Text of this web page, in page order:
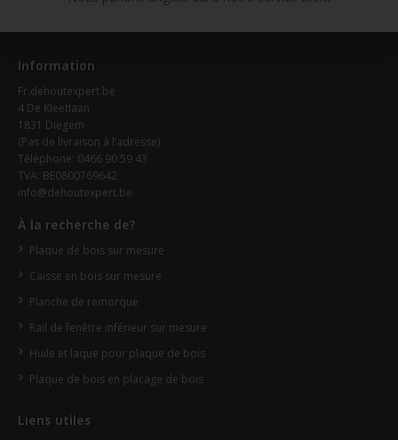
Information
Fr.dehoutexpert.be
4 De Kleetlaan
1831 Diegem
(Pas de livraison à l’adresse)
Téléphone: 0466 90 59 43
TVA: BE0800769642
info@dehoutexpert.be
À la recherche de?
Plaque de bois sur mesure
Caisse en bois sur mesure
Planche de remorque
Rail de fenêtre inférieur sur mesure
Huile et laque pour plaque de bois
Plaque de bois en placage de bois
Liens utiles